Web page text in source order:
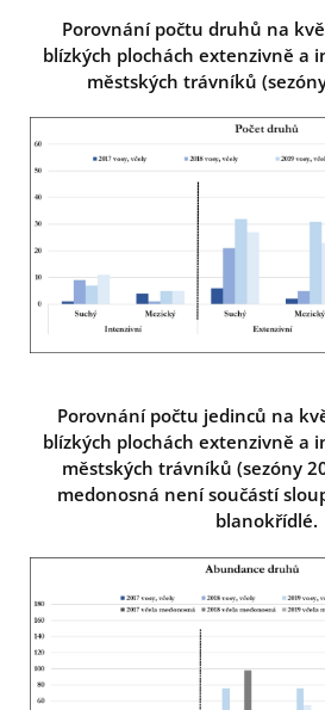
Porovnání počtu druhů na
blízkých plochách extenzivně a
městských trávníků
Porovnání počtu jedinců na
blízkých plochách extenzivně a
městských trávníků (sezóny
medonosná není součástí
blanokřídlé.